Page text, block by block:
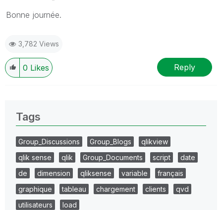
Bonne journée.
3,782 Views
0 Likes Reply
Tags
Group_Discussions Group_Blogs
qlikview
qlik sense
qlik Group_Documents script
date
de
dimension qliksense variable
français
graphique
tableau chargement clients
qvd
utilisateurs
load